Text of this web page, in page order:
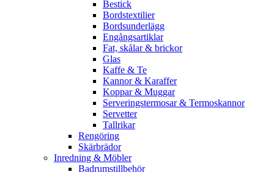
Bestick
Bordstextilier
Bordsunderlägg
Engångsartiklar
Fat, skålar & brickor
Glas
Kaffe & Te
Kannor & Karaffer
Koppar & Muggar
Serveringstermosar & Termoskannor
Servetter
Tallrikar
Rengöring
Skärbrädor
Inredning & Möbler
Badrumstillbehör